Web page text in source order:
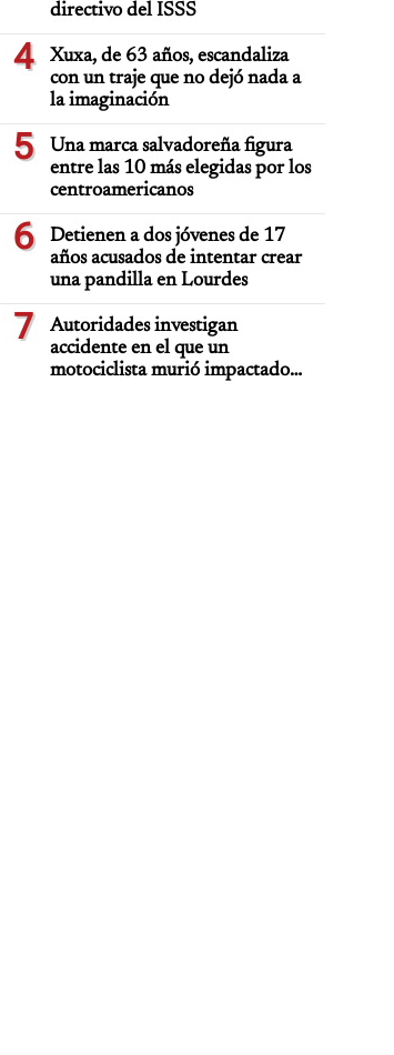
directivo del ISSS
4
Xuxa, de 63 años, escandaliza
con un traje que no dejó nada a
la imaginación
5
Una marca salvadoreña figura
entre las 10 más elegidas por los
centroamericanos
6
Detienen a dos jóvenes de 17
años acusados de intentar crear
una pandilla en Lourdes
7
Autoridades investigan
accidente en el que un
motociclista murió impactado